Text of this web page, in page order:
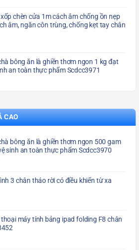
chèn cửa 1m cách âm chống ồn nẹp
âm, ngăn côn trùng, chống kẹt tay chân
bông ăn là ghiền thơm ngon 1 kg đạt
an toàn thực phẩm Scdcc3971
CAO
bông ăn là ghiền thơm ngon 500 gam
sinh an toàn thực phẩm Scdcc3970
3 chân tháo rời có điều khiển từ xa
thoại máy tính bảng ipad folding F8 chân